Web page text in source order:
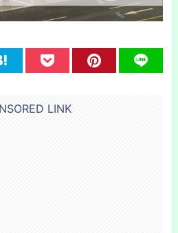
LINK